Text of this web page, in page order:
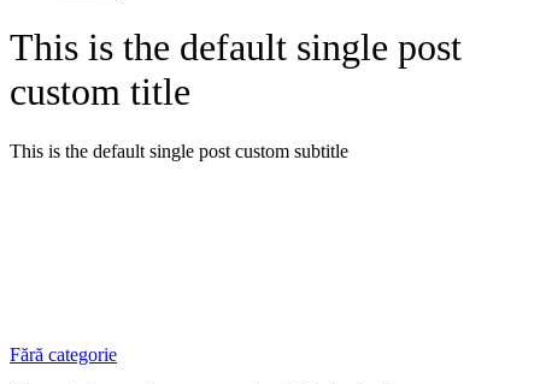
This is the default single post
custom title
This is the default single post custom subtitle
Fără categorie